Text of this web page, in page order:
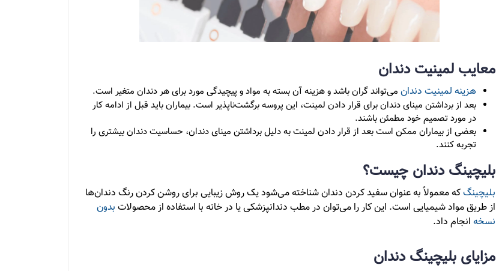
معایب لمینیت دندان
هزینه لمینیت دندان می‌تواند گران باشد و هزینه آن بسته به مواد و پیچیدگی مورد برای هر دندان متغیر است.
بعد از برداشتن مینای دندان برای قرار دادن لمینت، این پروسه برگشت‌ناپذیر است. بیماران باید قبل از ادامه کار
در مورد تصمیم خود مطمئن باشند.
بعضی از بیماران ممکن است بعد از قرار دادن لمینت به دلیل برداشتن مینای دندان، حساسیت دندان بیشتری را
تجربه کنند.
بلیچینگ دندان چیست؟
بلیچینگکه معمولاً به عنوان سفید کردن دندان شناخته می‌شود یک روش زیبایی برای روشن کردن رنگ دندان‌ها
از طریق مواد شیمیایی است. این کار را می‌توان در مطب دندانپزشکی یا در خانه با استفاده از محصولات بدون
نسخه انجام داد.
مزایای بلیچینگ دندان